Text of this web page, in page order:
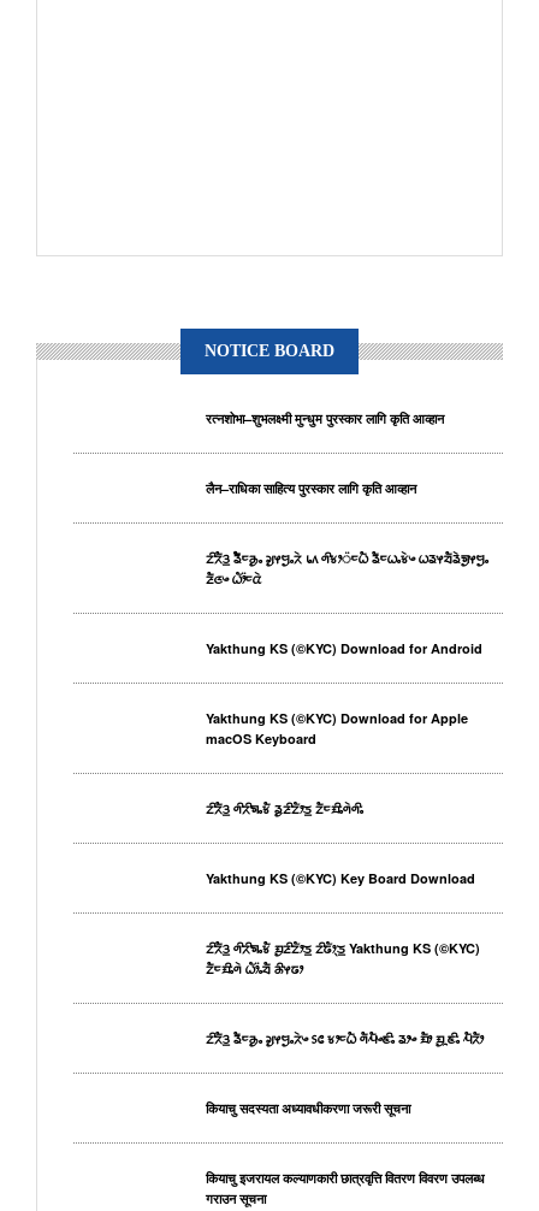
NOTICE BOARD
रत्नशोभा–शुभलक्ष्मी मुन्धुम पुरस्कार लागि कृति आव्हान
लैन–राधिका साहित्य पुरस्कार लागि कृति आव्हान
ᤁᤡᤖᤠᤋ᤻ ᤕᤠᤠᤰᤌᤢᤱ ᤆᤢᤶᤗᤢᤱᤖᤧ ᥇᥈ ᤛᤡᤃᤣ᤺ᤰᤐᤠ ᤕᤠᤰᤐᤱᤃᤧᤴ ᤐᤕᤶᤔᤠᤕᤧᤈᤢᤶᤗᤢᤱ
ᤏᤠᤜᤴ ᤐᤥ᤺ᤰᤂᤧ
Yakthung KS (©KYC) Download for Android
Yakthung KS (©KYC) Download for Apple
macOS Keyboard
ᤁᤡᤖᤠᤋ᤻ ᤛᤡᤖᤡᤈᤱᤃᤠ ᤕᤢᤏᤡᤁᤥᤍ᤻ ᤁᤠᤰᤀᤡᤱᤛᤧᤛᤡᤱ
Yakthung KS (©KYC) Key Board Download
ᤁᤡᤖᤠᤋ᤻ ᤛᤡᤖᤡᤈᤱᤃᤠ ᤀᤢᤏᤡᤁᤥᤍ᤻ ᤁᤡᤒᤥᤷᤍ᤻ Yakthung KS (©KYC)
ᤁᤠᤰᤀᤡᤱᤛᤧ ᤐᤥ᤺ᤱᤔᤠ ᤌᤡᤶᤒᤣ
ᤁᤡᤖᤠᤋ᤻ ᤕᤠᤰᤌᤢᤱ ᤆᤢᤶᤗᤢᤱᤖᤧᤴ ᥉᥋ ᤃᤣᤰᤐᤠ ᤛᤠᤘᤠᤴᤇᤡᤱ ᤕᤣᤴ ᤀᤠᤣ ᤀᤢᤳᤇᤡᤱ ᤘᤠᤖᤠᤣ
कियाचु सदस्यता अध्यावधीकरणा जरूरी सूचना
कियाचु इजरायल कल्याणकारी छात्रवृत्ति वितरण विवरण उपलब्ध
गराउन सूचना